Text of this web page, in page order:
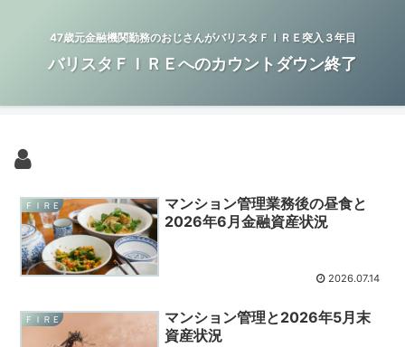
47歳元金融機関勤務のおじさんがバリスタＦＩＲＥ突入３年目
バリスタＦＩＲＥへのカウントダウン終了
ＦＩＲＥ
マンション管理業務後の昼食と
2026年6月金融資産状況
2026.07.14
ＦＩＲＥ
マンション管理と2026年5月末
資産状況